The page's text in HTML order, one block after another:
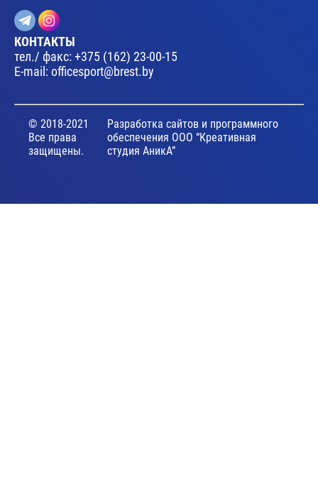
КОНТАКТЫ
тел./ факс:+375 (162) 23-00-15
E-mail: officesport@brest.by
© 2018-2021
Все права
защищены.
Разработка сайтов и программного
обеспечения ООО “Креативная
студия АникА”